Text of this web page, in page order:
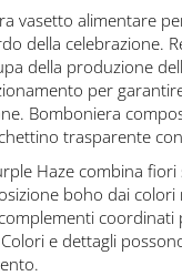
vasetto alimentare
della celebrazione.
della produzione
per
Bomboniera
trasparente
Haze combina
boho dai
e dettagli